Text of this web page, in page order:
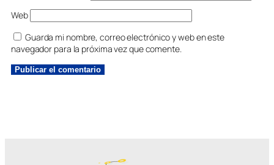
Web
Guarda mi nombre, correo electrónico y web en este
navegador para la próxima vez que comente.